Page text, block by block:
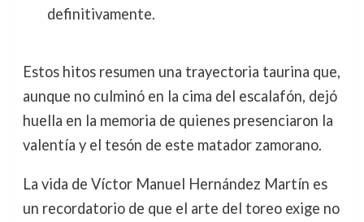
definitivamente.
Estos hitos resumen una trayectoria taurina que,
aunque no culminó en la cima del escalafón, dejó
huella en la memoria de quienes presenciaron la
valentía y el tesón de este matador zamorano.
La vida de Víctor Manuel Hernández Martín es
un recordatorio de que el arte del toreo exige no